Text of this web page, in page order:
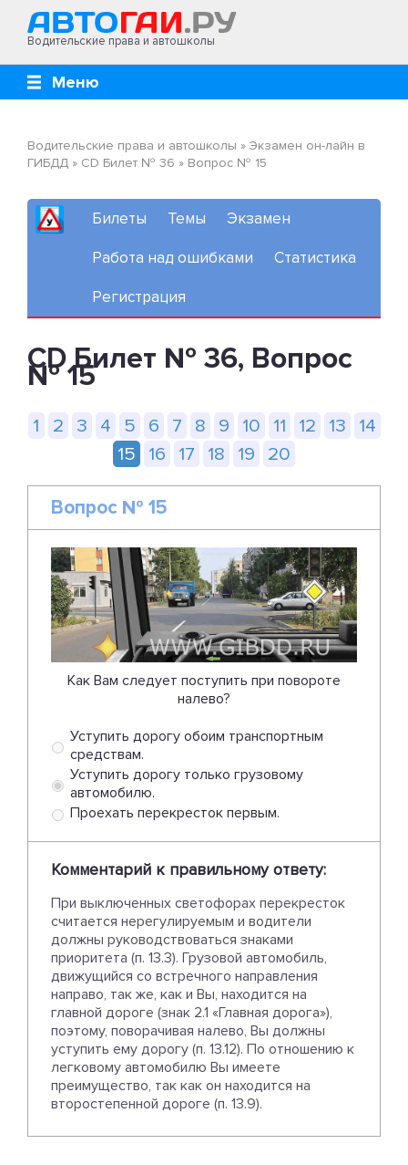
Водительские права и автошколы
Меню
Водительские права и автошколы » Экзамен он-лайн в
ГИБДД » CD Билет № 36 » Вопрос № 15
Билеты Темы Экзамен
Работа над ошибками Статистика
Регистрация
CD Билет № 36, Вопрос
№ 15
1 2 3 4 5 6 7 8 9 10 11 12 13
14
15
16 17 18 19 20
Вопрос № 15
Как Вам следует поступить при повороте
налево?
Уступить дорогу обоим транспортным
средствам.
Уступить дорогу только грузовому
автомобилю.
Проехать перекресток первым.
Комментарий к правильному ответу:
При выключенных светофорах перекресток
считается нерегулируемым и водители
должны руководствоваться знаками
приоритета (п. 13.3). Грузовой автомобиль,
движущийся со встречного направления
направо, так же, как и Вы, находится на
главной дороге (знак 2.1 «Главная дорога»),
поэтому, поворачивая налево, Вы должны
уступить ему дорогу (п. 13.12). По отношению к
легковому автомобилю Вы имеете
преимущество, так как он находится на
второстепенной дороге (п. 13.9).